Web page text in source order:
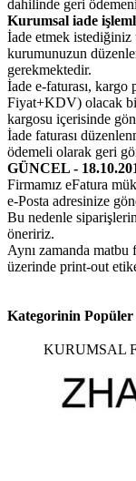
dahilinde geri
Kurumsal iade
İade etmek istediğiniz
kurumunuzun
gerekmektedir.
İade e-faturası,
Fiyat+KDV) olacak
kargosu içerisinde
İade faturası
ödemeli olarak geri
GÜNCEL -
Firmamız eFatura
e-Posta adresinize
Bu nedenle
öneririz.
Aynı zamanda
üzerinde print-out
Kategorinin
KURUMSAL